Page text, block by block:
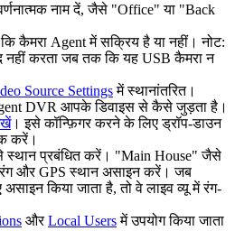
नाम दें, जैसे "Office" या "Back
कैमरा Agent में सक्रिय है या नहीं। नोट:
करता जब तक कि यह USB कैमरा न
Source Settingsमें स्थानांतरित।
DVR आपके डिवाइस से कैसे जुड़ता है।
। इसे कॉन्फ़िगर करने के लिए ड्रॉप-डाउन
करें।
प्रबंधित करें। "Main House" जैसे
और GPS स्थान असाइन करें। जब
किया जाता है, तो वे लाइव व्यू में रंग-
औरLocal Usersमें उपयोग किया जाता